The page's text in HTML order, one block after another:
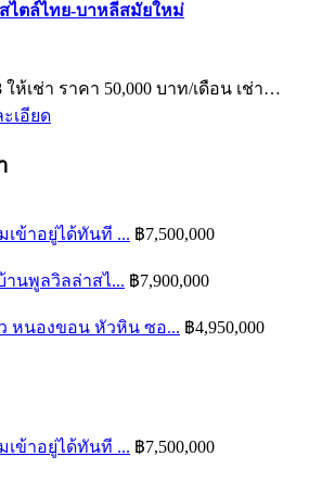
ไตล์ไทย-บาหลีสมัยใหม่
ห้เช่า ราคา 50,000 บาท/เดือน เช่า…
เอียด
ข้าอยู่ได้ทันที ... ฿7,500,000
านพูลวิลล่าสไ... ฿7,900,000
หนองขอน หัวหิน ซอ... ฿4,950,000
ข้าอยู่ได้ทันที ... ฿7,500,000